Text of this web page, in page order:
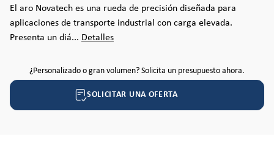
El aro Novatech es una rueda de precisión diseñada para
aplicaciones de transporte industrial con carga elevada.
Presenta un diá... Detalles
¿Personalizado o gran volumen? Solicita un presupuesto ahora.
SOLICITAR UNA OFERTA